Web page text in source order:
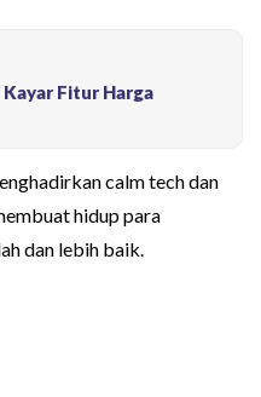
Fitur Harga
calm tech dan
hidup para
dan lebih baik.